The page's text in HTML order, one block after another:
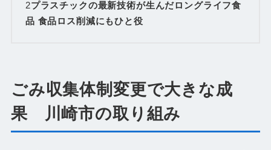
2プラスチックの最新技術が生んだロングライフ食
品 食品ロス削減にもひと役
ごみ収集体制変更で大きな成
果 川崎市の取り組み